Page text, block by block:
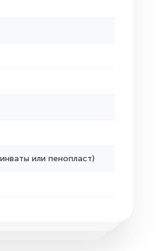
или пенопласт)